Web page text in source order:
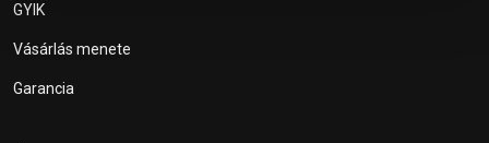
GYIK
Vásárlás menete
Garancia